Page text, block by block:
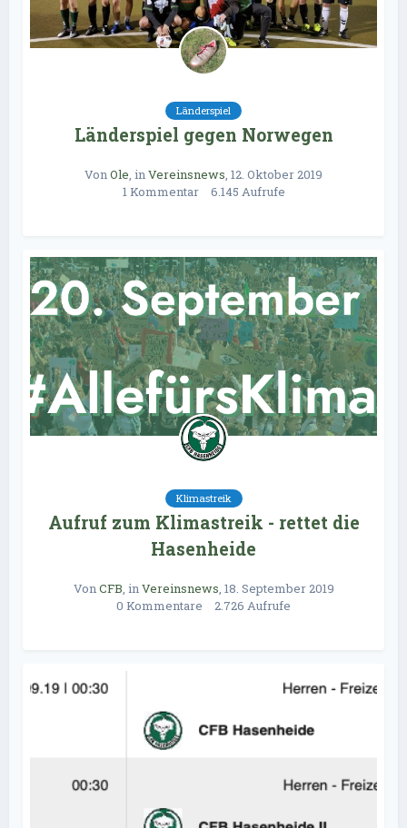
Länderspiel
Länderspiel gegen Norwegen
VonOle, inVereinsnews, 12. Oktober 2019
1 Kommentar
6.145 Aufrufe
Klimastreik
Aufruf zum Klimastreik - rettet die
Hasenheide
VonCFB, inVereinsnews, 18. September 2019
0 Kommentare
2.726 Aufrufe